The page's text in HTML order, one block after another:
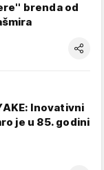
brenda od
Inovativni
je u 85. godini